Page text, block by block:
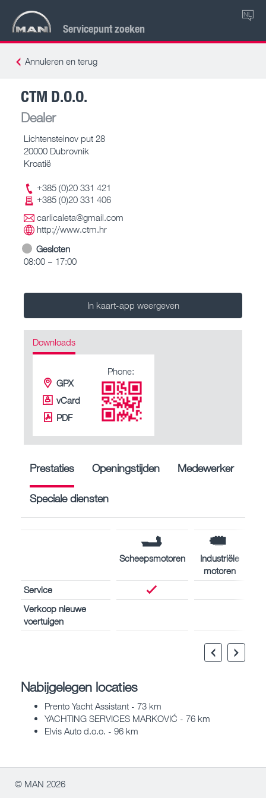
Servicepunt zoeken
NL
Annuleren en terug
CTM D.O.O.
Dealer
Lichtensteinov put 28
20000 Dubrovnik
Kroatië
+385 (0)20 331 421
+385 (0)20 331 406
carlicaleta@gmail.com
http://www.ctm.hr
Gesloten
08:00 – 17:00
In kaart-app weergeven
Downloads
GPX
vCard
PDF
Phone:
Prestaties Openingstijden Medewerker
Speciale diensten
Scheepsmotoren
Industriële
motoren
Service
Verkoop nieuwe
voertuigen
Nabijgelegen locaties
Prento Yacht Assistant - 73 km
YACHTING SERVICES MARKOVIĆ - 76 km
Elvis Auto d.o.o. - 96 km
© MAN 2026